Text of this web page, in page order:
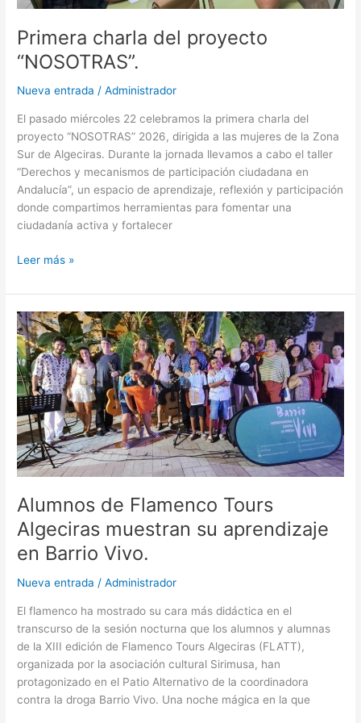
Primera charla del proyecto
“NOSOTRAS”.
Nueva entrada /Administrador
El pasado miércoles 22 celebramos la primera charla del
proyecto “NOSOTRAS” 2026, dirigida a las mujeres de la Zona
Sur de Algeciras. Durante la jornada llevamos a cabo el taller
“Derechos y mecanismos de participación ciudadana en
Andalucía”, un espacio de aprendizaje, reflexión y participación
donde compartimos herramientas para fomentar una
ciudadanía activa y fortalecer
Leer más »
Alumnos de Flamenco Tours
Algeciras muestran su aprendizaje
en Barrio Vivo.
Nueva entrada /Administrador
El flamenco ha mostrado su cara más didáctica en el
transcurso de la sesión nocturna que los alumnos y alumnas
de la XIII edición de Flamenco Tours Algeciras (FLATT),
organizada por la asociación cultural Sirimusa, han
protagonizado en el Patio Alternativo de la coordinadora
contra la droga Barrio Vivo. Una noche mágica en la que
Alumnos
de
Flamenco
Tours
Algeciras
muestran
su
aprendizaje
en
Barrio
Vivo.